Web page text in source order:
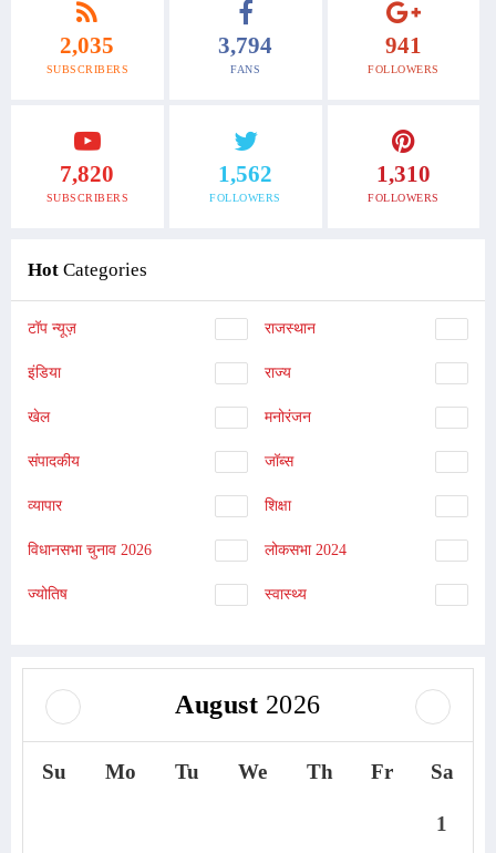
2,035
SUBSCRIBERS
3,794
FANS
941
FOLLOWERS
7,820
SUBSCRIBERS
1,562
FOLLOWERS
1,310
FOLLOWERS
Hot Categories
टॉप न्यूज़ राजस्थान
इंडिया राज्य
खेल मनोरंजन
संपादकीय जॉब्स
व्यापार शिक्षा
विधानसभा चुनाव 2026 लोकसभा 2024
ज्योतिष स्वास्थ्य
August 2026
Su Mo Tu We Th Fr Sa
1